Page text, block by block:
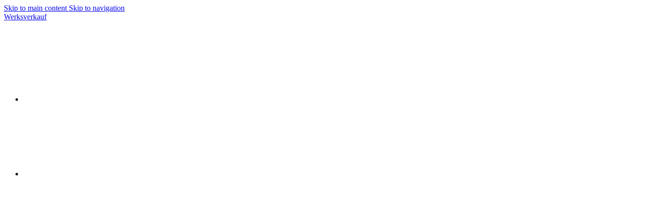
Skip to main content Skip to navigation
Werksverkauf